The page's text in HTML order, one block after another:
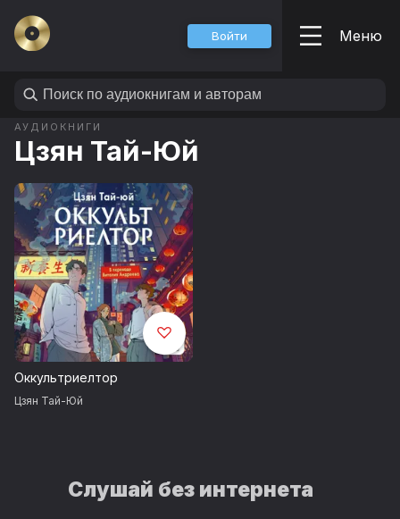
Войти Меню
АУДИОКНИГИ
Цзян Тай-Юй
Оккультриелтор
Цзян Тай-Юй
Слушай без интернета